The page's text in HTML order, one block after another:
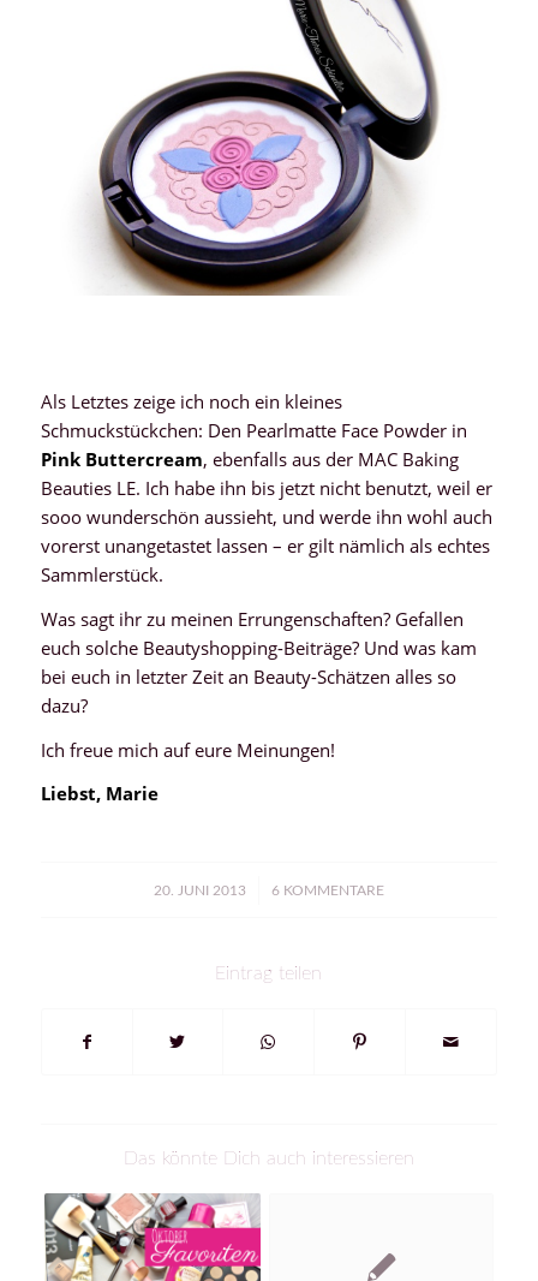
Als Letztes zeige ich noch ein kleines
Schmuckstückchen: Den Pearlmatte Face Powder in
Pink Buttercream, ebenfalls aus der MAC Baking
Beauties LE. Ich habe ihn bis jetzt nicht benutzt, weil er
sooo wunderschön aussieht, und werde ihn wohl auch
vorerst unangetastet lassen – er gilt nämlich als echtes
Sammlerstück.
Was sagt ihr zu meinen Errungenschaften? Gefallen
euch solche Beautyshopping-Beiträge? Und was kam
bei euch in letzter Zeit an Beauty-Schätzen alles so
dazu?
Ich freue mich auf eure Meinungen!
Liebst, Marie
20. JUNI 2013
/ 6 KOMMENTARE
Eintrag teilen
Das könnte Dich auch interessieren